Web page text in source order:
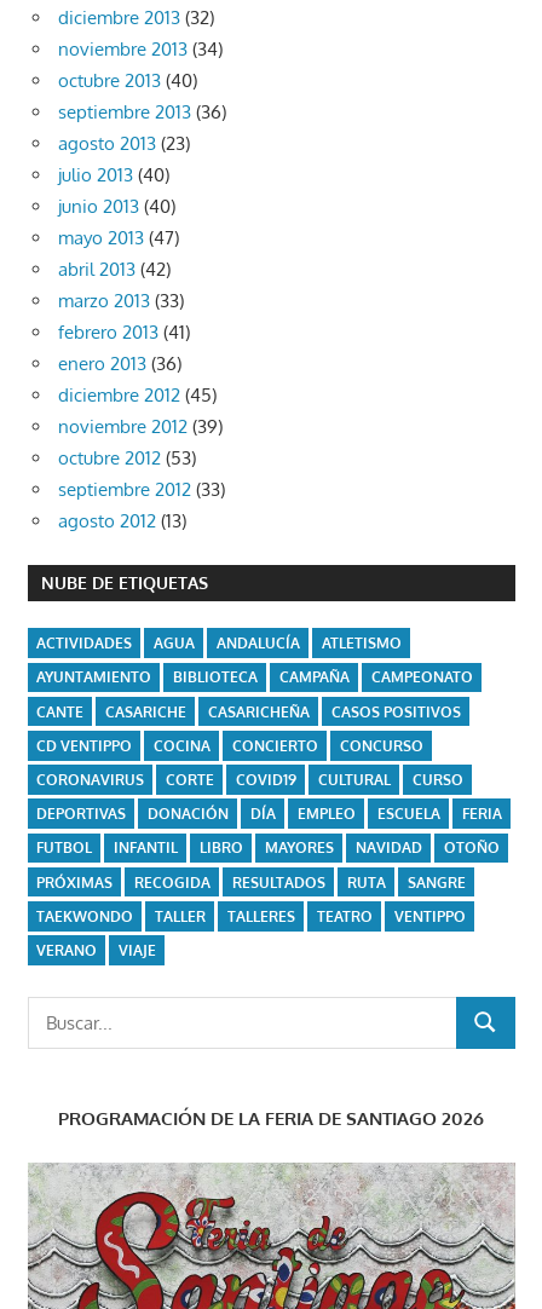
diciembre 2013 (32)
noviembre 2013 (34)
octubre 2013 (40)
septiembre 2013 (36)
agosto 2013 (23)
julio 2013 (40)
junio 2013 (40)
mayo 2013 (47)
abril 2013 (42)
marzo 2013 (33)
febrero 2013 (41)
enero 2013 (36)
diciembre 2012 (45)
noviembre 2012 (39)
octubre 2012 (53)
septiembre 2012 (33)
agosto 2012 (13)
NUBE DE ETIQUETAS
ACTIVIDADES AGUA ANDALUCÍA
ATLETISMO
AYUNTAMIENTO
BIBLIOTECA CAMPAÑA
CAMPEONATO
CANTE
CASARICHE CASARICHEÑA
CASOS POSITIVOS
CD VENTIPPO
COCINA CONCIERTO
CONCURSO
CORONAVIRUS
CORTE COVID19 CULTURAL
CURSO
DEPORTIVAS
DONACIÓN DÍA EMPLEO ESCUELA
FERIA
FUTBOL
INFANTIL LIBRO MAYORES NAVIDAD
OTOÑO
PRÓXIMAS
RECOGIDA RESULTADOS RUTA
SANGRE
TAEKWONDO
TALLER TALLERES TEATRO
VENTIPPO
VERANO
VIAJE
BUSCAR
PROGRAMACIÓN DE LA FERIA DE SANTIAGO 2026